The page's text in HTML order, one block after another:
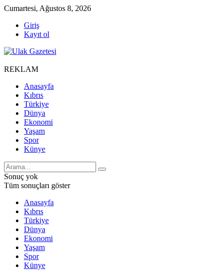
Cumartesi, Ağustos 8, 2026
Giriş
Kayıt ol
REKLAM
Anasayfa
Kıbrıs
Türkiye
Dünya
Ekonomi
Yaşam
Spor
Künye
Sonuç yok
Tüm sonuçları göster
Anasayfa
Kıbrıs
Türkiye
Dünya
Ekonomi
Yaşam
Spor
Künye